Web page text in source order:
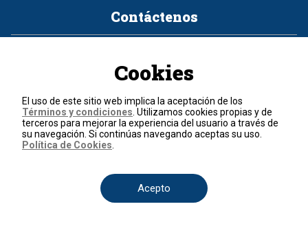
Contáctenos
Política de cookies
Términos y condiciones
© 2026, RCN Medios.
Todos los derechos reservados.
Cookies
El uso de este sitio web implica la aceptación de los
Términos y condiciones . Utilizamos cookies propias y de
terceros para mejorar la experiencia del usuario a través de
su navegación. Si continúas navegando aceptas su uso.
Política de Cookies
Acepto